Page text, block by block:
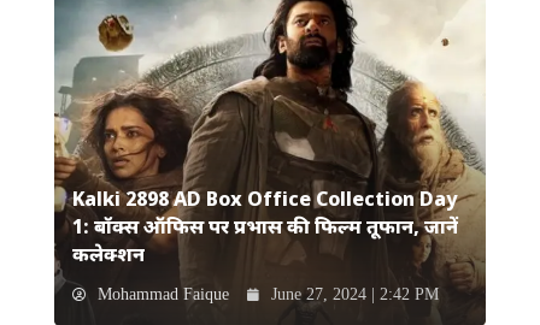
Kalki 2898 AD Box Office Collection Day
1: बॉक्स ऑफिस पर प्रभास की फिल्म तूफान, जानें
कलेक्शन
Mohammad Faique June 27, 2024 | 2:42 PM